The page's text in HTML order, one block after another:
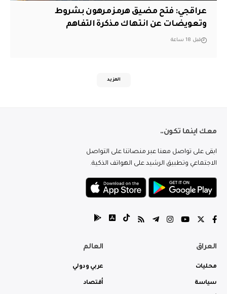
عراقجي: فتح مضيق هرمز مرهون بشروط
وتعويضات عن انتهاك مذكرة التفاهم
قبل 18 ساعة
المزيد
معك اينما تكون..
ابقى على تواصل معنا عبر منصاتنا على التواصل
الاجتماعي وتطبيق الرشيد على الهواتف الذكية.
العراق
محليات
سياسة
العالم
عربي ودولي
أقتصاد